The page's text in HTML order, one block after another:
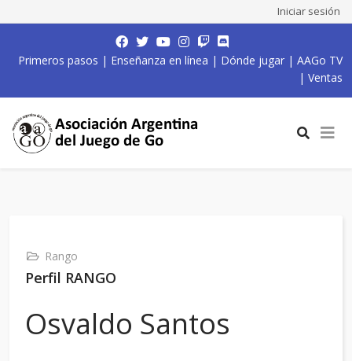
Iniciar sesión
Primeros pasos | Enseñanza en línea | Dónde jugar | AAGo TV
| Ventas
Rango
Perfil RANGO
Osvaldo Santos